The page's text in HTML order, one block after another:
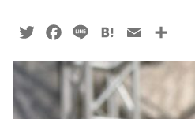
TwitterFacebook
Line HatenaEmail